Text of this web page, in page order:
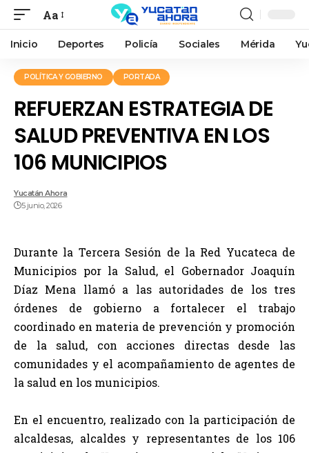
Aa
Inicio Deportes Policía Sociales Mérida
POLÍTICA Y GOBIERNO PORTADA
REFUERZAN ESTRATEGIA DE
SALUD PREVENTIVA EN LOS
106 MUNICIPIOS
Yucatán Ahora
5 junio, 2026
Durante la Tercera Sesión de la Red Yucateca de
Municipios por la Salud, el Gobernador Joaquín
Díaz Mena llamó a las autoridades de los tres
órdenes de gobierno a fortalecer el trabajo
coordinado en materia de prevención y promoción
de la salud, con acciones directas desde las
comunidades y el acompañamiento de agentes de
la salud en los municipios.
En el encuentro, realizado con la participación de
alcaldesas, alcaldes y representantes de los 106